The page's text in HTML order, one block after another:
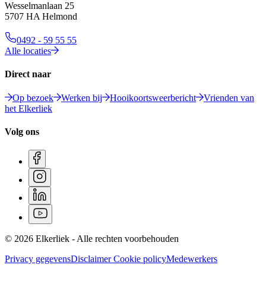
Wesselmanlaan 25
5707 HA Helmond
0492 - 59 55 55
Alle locaties
Direct naar
Op bezoek Werken bij Hooikoortsweerbericht
Vrienden van
het Elkerliek
Volg ons
© 2026 Elkerliek - Alle rechten voorbehouden
Privacy gegevensDisclaimerCookie policyMedewerkers